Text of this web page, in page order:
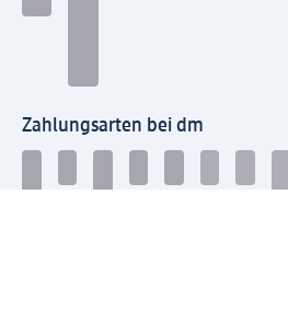
Zahlungsarten bei dm